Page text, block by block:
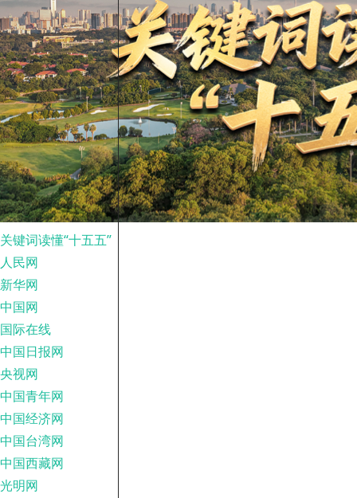
关键词读懂“十五五”
人民网
新华网
中国网
国际在线
中国日报网
央视网
中国青年网
中国经济网
中国台湾网
中国西藏网
光明网